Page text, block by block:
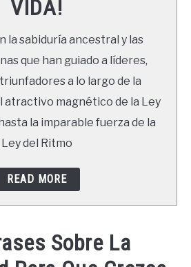
VIDA!
la sabiduría ancestral y las
que han guiado a líderes,
a lo largo de la
atractivo magnético de la Ley
la imparable fuerza de la
Ley del Ritmo
READ MORE
Sobre La